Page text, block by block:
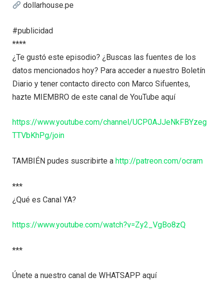
dollarhouse.pe
#publicidad
****
¿Te gustó este episodio? ¿Buscas las fuentes de los
datos mencionados hoy? Para acceder a nuestro Boletín
Diario y tener contacto directo con Marco Sifuentes,
hazte MIEMBRO de este canal de YouTube aquí
https://www.youtube.com/channel/UCP0AJJeNkFBYzeg
TTVbKhPg/join
TAMBIÉN pudes suscribirte a http://patreon.com/ocram
***
¿Qué es Canal YA?
https://www.youtube.com/watch?v=Zy2_VgBo8zQ
***
Únete a nuestro canal de WHATSAPP aquí